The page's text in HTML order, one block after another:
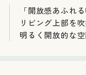
「開放感あふれ
リビング上部を
明るく開放的な